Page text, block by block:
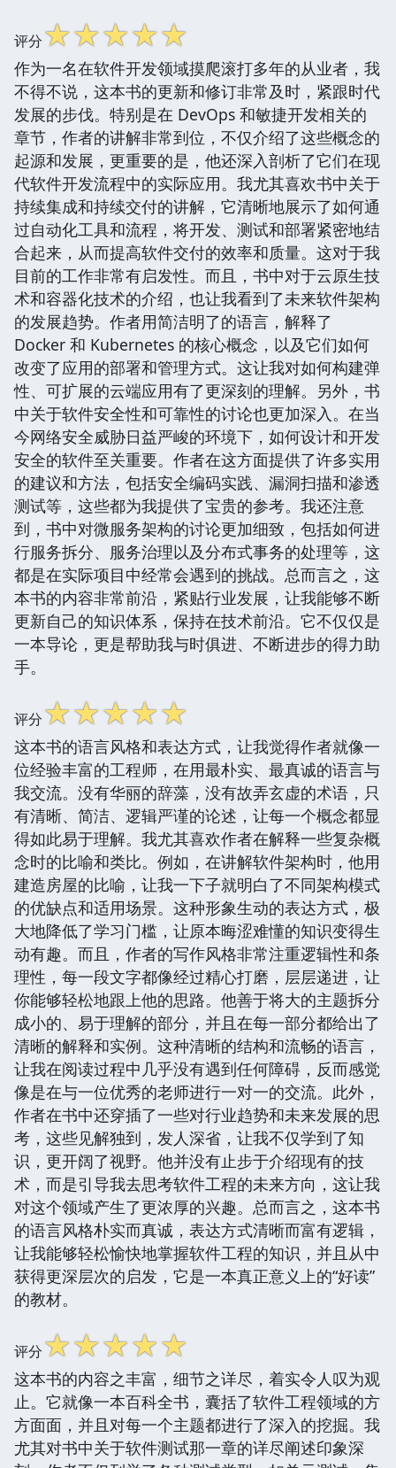
评分☆☆☆☆☆
作为一名在软件开发领域摸爬滚打多年的从业者，我
不得不说，这本书的更新和修订非常及时，紧跟时代
发展的步伐。特别是在 DevOps 和敏捷开发相关的
章节，作者的讲解非常到位，不仅介绍了这些概念的
起源和发展，更重要的是，他还深入剖析了它们在现
代软件开发流程中的实际应用。我尤其喜欢书中关于
持续集成和持续交付的讲解，它清晰地展示了如何通
过自动化工具和流程，将开发、测试和部署紧密地结
合起来，从而提高软件交付的效率和质量。这对于我
目前的工作非常有启发性。而且，书中对于云原生技
术和容器化技术的介绍，也让我看到了未来软件架构
的发展趋势。作者用简洁明了的语言，解释了
Docker 和 Kubernetes 的核心概念，以及它们如何
改变了应用的部署和管理方式。这让我对如何构建弹
性、可扩展的云端应用有了更深刻的理解。另外，书
中关于软件安全性和可靠性的讨论也更加深入。在当
今网络安全威胁日益严峻的环境下，如何设计和开发
安全的软件至关重要。作者在这方面提供了许多实用
的建议和方法，包括安全编码实践、漏洞扫描和渗透
测试等，这些都为我提供了宝贵的参考。我还注意
到，书中对微服务架构的讨论更加细致，包括如何进
行服务拆分、服务治理以及分布式事务的处理等，这
都是在实际项目中经常会遇到的挑战。总而言之，这
本书的内容非常前沿，紧贴行业发展，让我能够不断
更新自己的知识体系，保持在技术前沿。它不仅仅是
一本导论，更是帮助我与时俱进、不断进步的得力助
手。
评分☆☆☆☆☆
这本书的语言风格和表达方式，让我觉得作者就像一
位经验丰富的工程师，在用最朴实、最真诚的语言与
我交流。没有华丽的辞藻，没有故弄玄虚的术语，只
有清晰、简洁、逻辑严谨的论述，让每一个概念都显
得如此易于理解。我尤其喜欢作者在解释一些复杂概
念时的比喻和类比。例如，在讲解软件架构时，他用
建造房屋的比喻，让我一下子就明白了不同架构模式
的优缺点和适用场景。这种形象生动的表达方式，极
大地降低了学习门槛，让原本晦涩难懂的知识变得生
动有趣。而且，作者的写作风格非常注重逻辑性和条
理性，每一段文字都像经过精心打磨，层层递进，让
你能够轻松地跟上他的思路。他善于将大的主题拆分
成小的、易于理解的部分，并且在每一部分都给出了
清晰的解释和实例。这种清晰的结构和流畅的语言，
让我在阅读过程中几乎没有遇到任何障碍，反而感觉
像是在与一位优秀的老师进行一对一的交流。此外，
作者在书中还穿插了一些对行业趋势和未来发展的思
考，这些见解独到，发人深省，让我不仅学到了知
识，更开阔了视野。他并没有止步于介绍现有的技
术，而是引导我去思考软件工程的未来方向，这让我
对这个领域产生了更浓厚的兴趣。总而言之，这本书
的语言风格朴实而真诚，表达方式清晰而富有逻辑，
让我能够轻松愉快地掌握软件工程的知识，并且从中
获得更深层次的启发，它是一本真正意义上的“好读”
的教材。
评分☆☆☆☆☆
这本书的内容之丰富，细节之详尽，着实令人叹为观
止。它就像一本百科全书，囊括了软件工程领域的方
方面面，并且对每一个主题都进行了深入的挖掘。我
尤其对书中关于软件测试那一章的详尽阐述印象深